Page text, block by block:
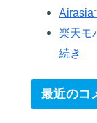
Airasia
楽天モ
続き
最近のコ